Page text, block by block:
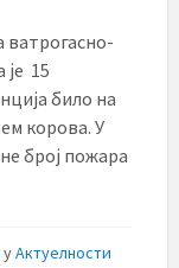
је 15
било на
корова. У
број пожара
уАктуелности